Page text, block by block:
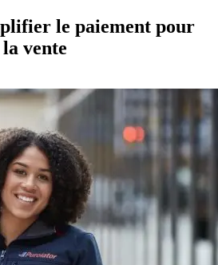
l’univers
de
ligne
et
la
croissance
de
votre
commerce
électronique
le paiement pour
vente